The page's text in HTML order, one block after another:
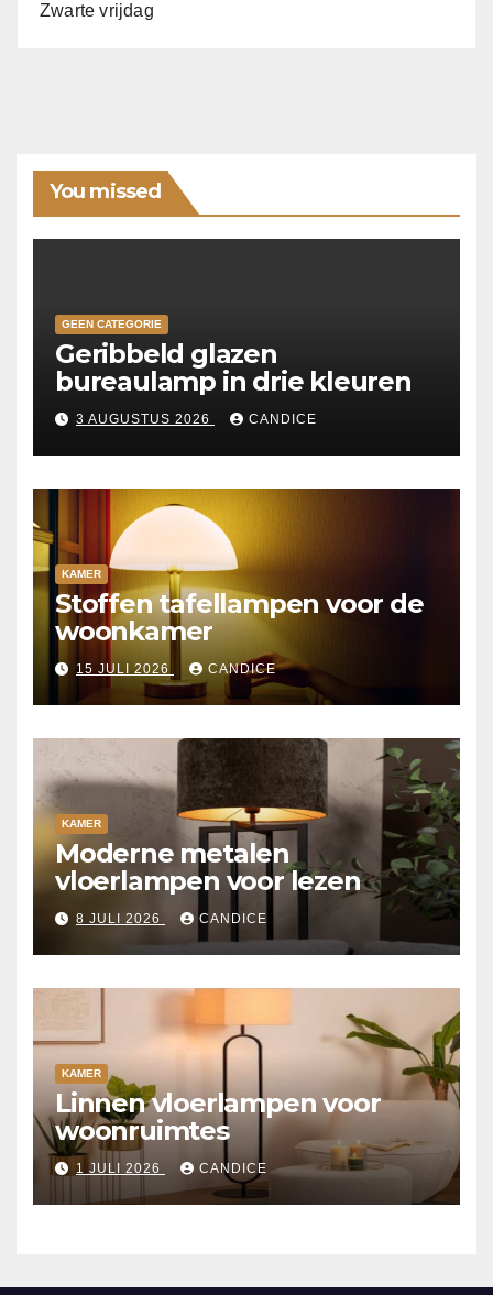
Zwarte vrijdag
You missed
GEEN CATEGORIE
Geribbeld glazen
bureaulamp in drie kleuren
3 AUGUSTUS 2026 CANDICE
KAMER
Stoffen tafellampen voor de
woonkamer
15 JULI 2026 CANDICE
KAMER
Moderne metalen
vloerlampen voor lezen
8 JULI 2026 CANDICE
KAMER
Linnen vloerlampen voor
woonruimtes
1 JULI 2026 CANDICE